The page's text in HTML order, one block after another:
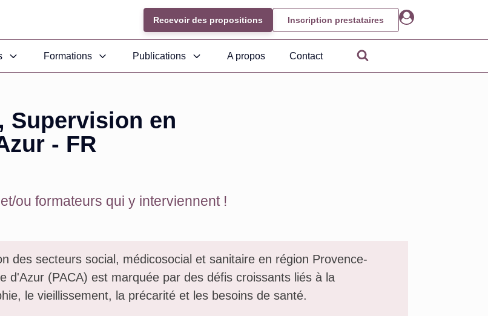
Recevoir des propositions Inscription prestataires
Formations Publications A propos Contact
Supervision en
- FR
ou formateurs qui y interviennent !
des secteurs social, médicosocial et sanitaire en région Provence-
d'Azur (PACA) est marquée par des défis croissants liés à la
le vieillissement, la précarité et les besoins de santé.